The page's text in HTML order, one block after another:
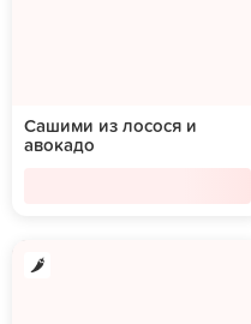
Сашими из лосося и
авокадо